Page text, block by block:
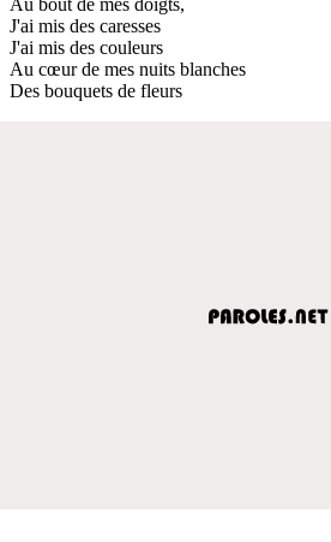
J'ai mis des caresses
J'ai mis des couleurs
Au cœur de mes nuits blanches
Des bouquets de fleurs